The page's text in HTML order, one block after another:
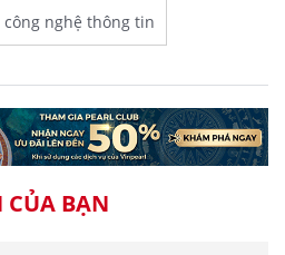
công nghệ thông tin
BẠN